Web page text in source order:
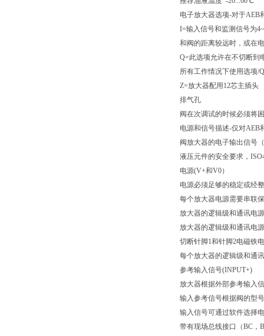
电子放大器选项-对于AEB
I=输入信号和监测信号为
和阀的距离较远时，或在
Q=此选项允许在不切断到
所有工作情况下使用选项/
Z=放大器配用12芯主插头
排气孔
阀在次调试的时候必须将
电源和信号描述-仅对AEB
阀放大器的电子输出信号
液压元件的安全要求，
电源(V+和V0）
电源必须足够的稳定或经
每个放大器电源需要串联
放大器的逻辑级和通讯电
放大器的逻辑级和通讯电
切断针脚1和针脚2电磁铁
每个放大器的逻辑级和通
参考输入信号(INPUT+)
放大器根据外部参考输入
输入参考信号根据阀的型
输入信号可通过软件选择
带有现场总线接口（BC，